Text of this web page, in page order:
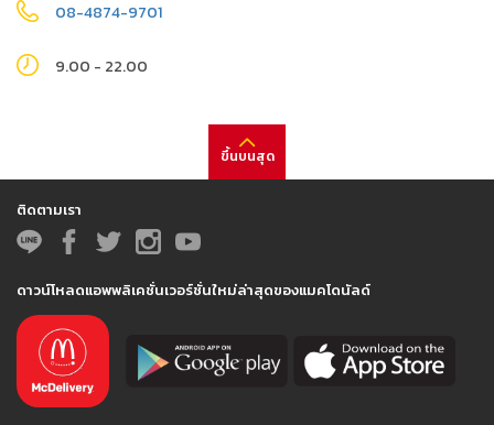
08-4874-9701
9.00 - 22.00
ขึ้นบนสุด
ติดตามเรา
ดาวน์โหลดแอพพลิเคชั่นเวอร์ชั่นใหม่ล่าสุดของแมคโดนัลด์